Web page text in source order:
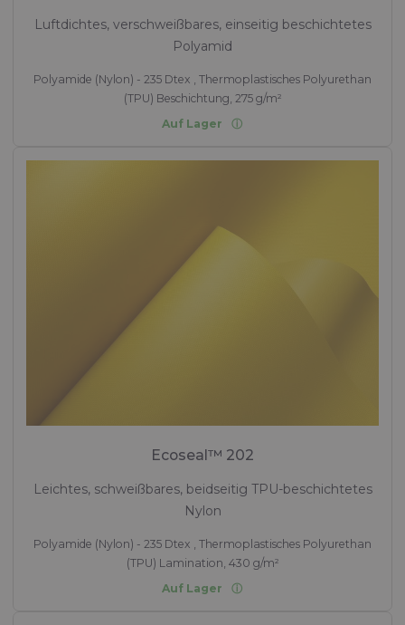
Luftdichtes, verschweißbares, einseitig beschichtetes
Polyamid
Polyamide (Nylon) - 235 Dtex , Thermoplastisches Polyurethan
(TPU) Beschichtung, 275 g/m²
Auf Lager
Ecoseal™ 202
Leichtes, schweißbares, beidseitig TPU-beschichtetes
Nylon
Polyamide (Nylon) - 235 Dtex , Thermoplastisches Polyurethan
(TPU) Lamination, 430 g/m²
Auf Lager